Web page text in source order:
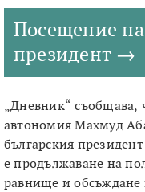
Посещение
президент
„Дневник“ съобщава,
автономия Махмуд
българския
е продължаване на
равнище и обсъждане